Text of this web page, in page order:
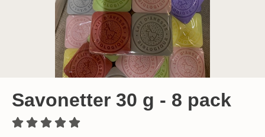
Savonetter 30 g - 8 pack